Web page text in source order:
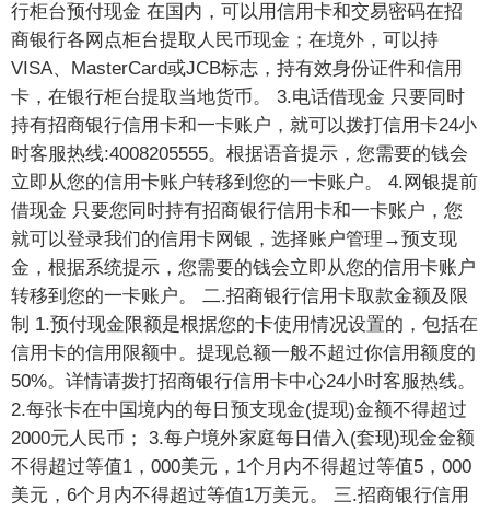
行柜台预付现金 在国内，可以用信用卡和交易密码在招
商银行各网点柜台提取人民币现金；在境外，可以持
VISA、MasterCard或JCB标志，持有效身份证件和信用
卡，在银行柜台提取当地货币。 3.电话借现金 只要同时
持有招商银行信用卡和一卡账户，就可以拨打信用卡24小
时客服热线:4008205555。根据语音提示，您需要的钱会
立即从您的信用卡账户转移到您的一卡账户。 4.网银提前
借现金 只要您同时持有招商银行信用卡和一卡账户，您
就可以登录我们的信用卡网银，选择账户管理→预支现
金，根据系统提示，您需要的钱会立即从您的信用卡账户
转移到您的一卡账户。 二.招商银行信用卡取款金额及限
制 1.预付现金限额是根据您的卡使用情况设置的，包括在
信用卡的信用限额中。提现总额一般不超过你信用额度的
50%。详情请拨打招商银行信用卡中心24小时客服热线。
2.每张卡在中国境内的每日预支现金(提现)金额不得超过
2000元人民币； 3.每户境外家庭每日借入(套现)现金金额
不得超过等值1，000美元，1个月内不得超过等值5，000
美元，6个月内不得超过等值1万美元。 三.招商银行信用